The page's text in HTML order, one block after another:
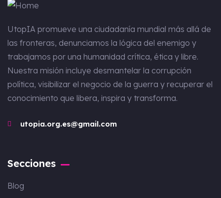
UtopIA promueve una ciudadanía mundial más allá de
las fronteras, denunciamos la lógica del enemigo y
trabajamos por una humanidad crítica, ética y libre.
Nuestra misión incluye desmantelar la corrupción
política, visibilizar el negocio de la guerra y recuperar el
conocimiento que libera, inspira y transforma.
utopia.org.es@gmail.com
Secciones
Blog